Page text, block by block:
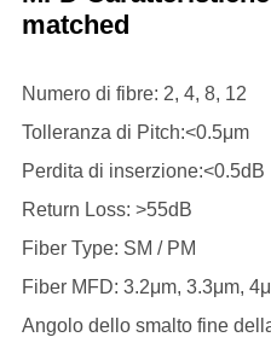
matched
Numero di fibre: 2, 4, 8, 12
Tolleranza di Pitch:<0.5μm
Perdita di inserzione:<0.5dB
Return Loss: >55dB
Fiber Type: SM / PM
Fiber MFD: 3.2μm, 3.3μm,
Angolo dello smalto fine